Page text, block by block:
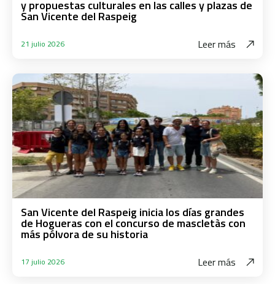
y propuestas culturales en las calles y plazas de
San Vicente del Raspeig
21 julio 2026 Leer más
San Vicente del Raspeig inicia los días grandes
de Hogueras con el concurso de mascletàs con
más pólvora de su historia
17 julio 2026 Leer más